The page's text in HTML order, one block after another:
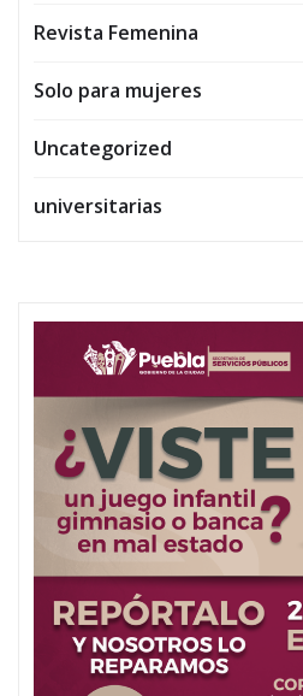
Revista Femenina
Solo para mujeres
Uncategorized
universitarias